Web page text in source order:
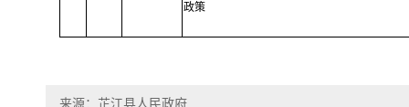
政策
来源：芷江县人民政府